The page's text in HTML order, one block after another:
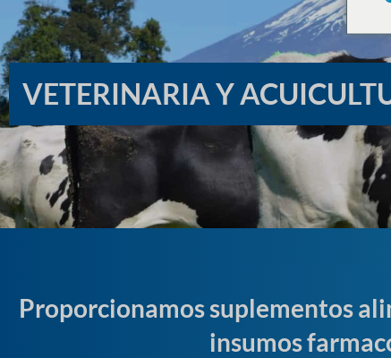
VETERINARIA Y
Proporcionamos suplementos
insumos